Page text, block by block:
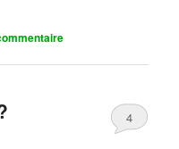
4